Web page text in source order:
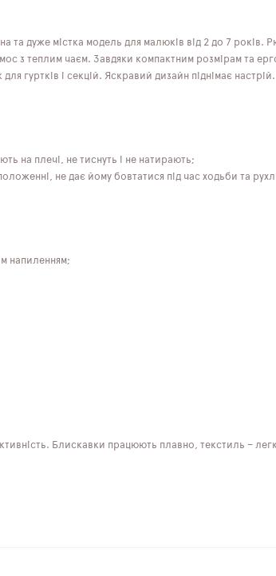
та дуже містка модель для малюків від 2 до 7
з теплим чаєм. Завдяки компактним розмірам та
гуртків і секцій. Яскравий дизайн піднімає настрій.
на плечі, не тиснуть і не натирають;
не дає йому бовтатися під час ходьби та
напиленням;
Блискавки працюють плавно, текстиль –